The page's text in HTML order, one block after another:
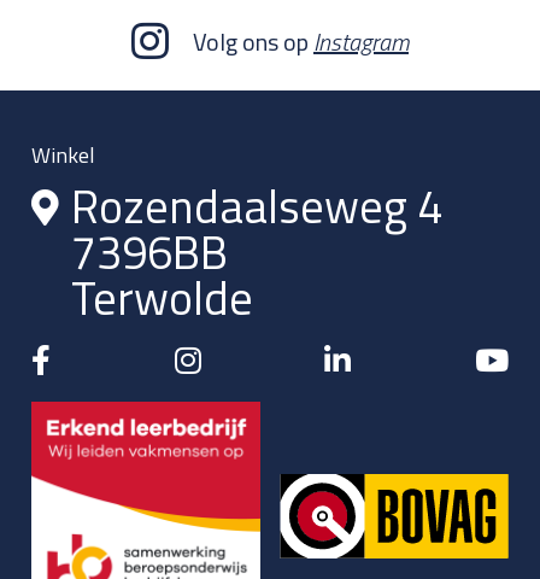
Volg ons opInstagram
Winkel
Rozendaalseweg 4
7396BB
Terwolde